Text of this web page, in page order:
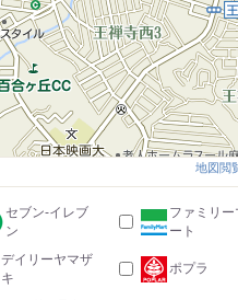
地図閲
セブン-イレブ
ン
ファミリー
ート
デイリーヤマザ
キ
ポプラ